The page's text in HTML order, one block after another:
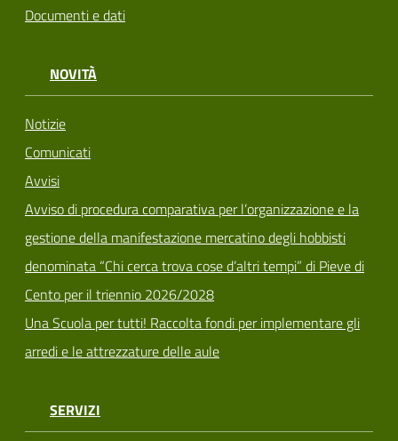
Documenti e dati
NOVITÀ
Notizie
Comunicati
Avvisi
Avviso di procedura comparativa per l’organizzazione e la
gestione della manifestazione mercatino degli hobbisti
denominata “Chi cerca trova cose d’altri tempi” di Pieve di
Cento per il triennio 2026/2028
Una Scuola per tutti! Raccolta fondi per implementare gli
arredi e le attrezzature delle aule
SERVIZI